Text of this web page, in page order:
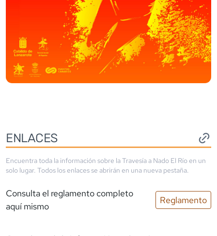
ENLACES
Encuentra toda la información sobre laTravesía a Nado El Río en un
solo lugar. Todos los enlaces se abrirán en una nueva pestaña.
Consulta el reglamento completo
aquí mismo
Reglamento